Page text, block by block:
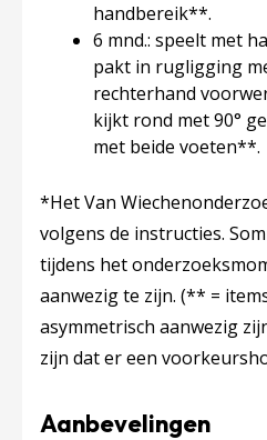
handbereik**.
6 mnd.: speelt met
pakt in rugligging
rechterhand
kijkt rond met 90°
met beide voeten**.
*Het Van
volgens de instructies.
tijdens het
aanwezig te zijn. (** =
asymmetrisch aanwezig
zijn dat er een
Aanbevelingen